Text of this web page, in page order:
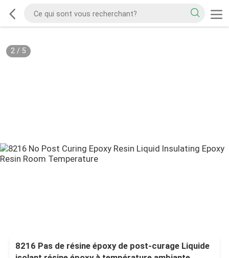
2/ 5
8216 Pas de résine époxy de post-curage Liquide